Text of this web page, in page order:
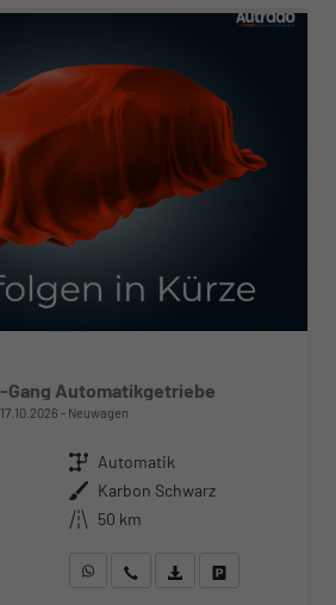
Gang Automatikgetriebe
17.10.2026 Neuwagen
Getriebe Automatik
Außenfarbe Karbon Schwarz
Kilometerstand 50 km
WhatsApp anfragen
Wir rufen Sie anFahrzeugexposé (PDF)